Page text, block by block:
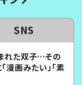
SNS
れた双子…その
漫画みたい」「素